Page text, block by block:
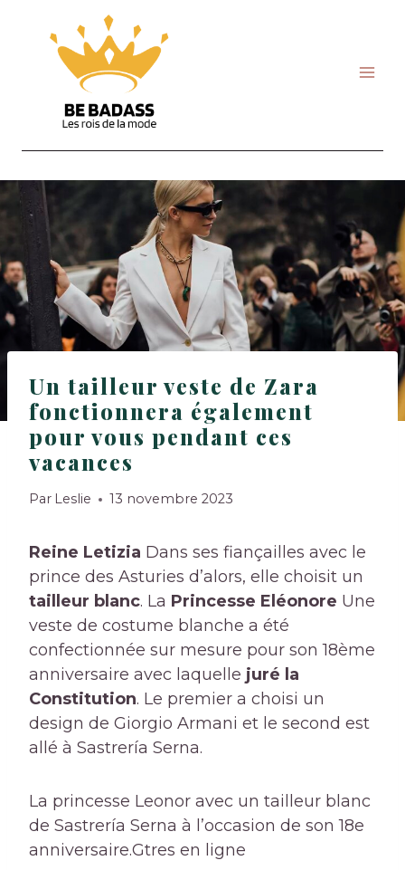
content
Un tailleur veste de Zara
fonctionnera également
pour vous pendant ces
vacances
Par Leslie 13 novembre 2023
Reine Letizia Dans ses fiançailles avec le
prince des Asturies d’alors, elle choisit un
tailleur blanc. La Princesse Eléonore Une
veste de costume blanche a été
confectionnée sur mesure pour son 18ème
anniversaire avec laquelle juré la
Constitution. Le premier a choisi un
design de Giorgio Armani et le second est
allé à Sastrería Serna.
La princesse Leonor avec un tailleur blanc
de Sastrería Serna à l’occasion de son 18e
anniversaire.Gtres en ligne